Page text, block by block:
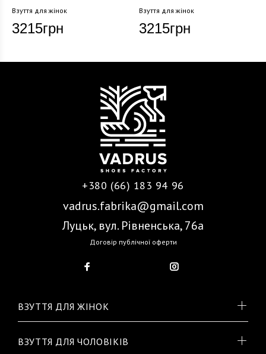
Взуття для жінок
3215грн
Взуття для жінок
3215грн
+380 (66) 183 94 96
vadrus.fabrika@gmail.com
Луцьк, вул. Рівненська, 76а
Договір публічної оферти
ВЗУТТЯ ДЛЯ ЖІНОК
ВЗУТТЯ ДЛЯ ЧОЛОВІКІВ